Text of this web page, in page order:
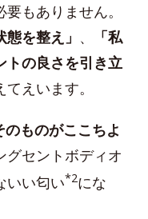
もありません。
態を整え」 、
「私
トの良さを引き立
えいます。
のものがここちよ
グセントボディオ
いい匂い*2にな